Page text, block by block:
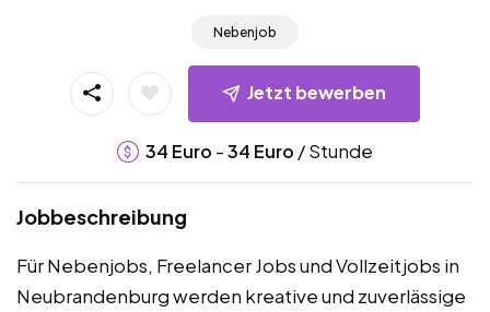
Nebenjob
Jetzt bewerben
34 Euro -34 Euro / Stunde
Jobbeschreibung
Für Nebenjobs, Freelancer Jobs und Vollzeitjobs in
Neubrandenburg werden kreative und zuverlässige